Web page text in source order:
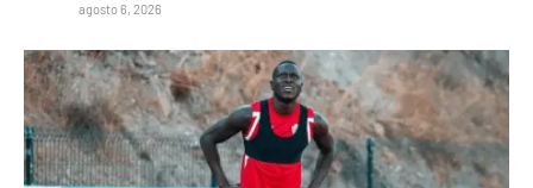
agosto 6, 2026